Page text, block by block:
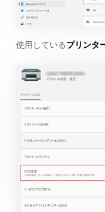
使用しているプリンタ